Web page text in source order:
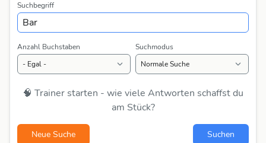
Suchbegriff
Anzahl Buchstaben Suchmodus
🧠 Trainer starten - wie viele Antworten schaffst du
am Stück?
Neue Suche Suchen